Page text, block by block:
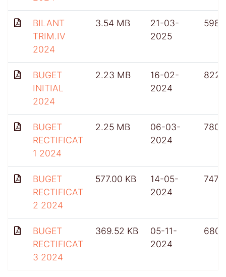
BILANT
TRIM.IV
2024
3.54 MB
21-03-
2025
598
BUGET
INITIAL
2024
2.23 MB
16-02-
2024
822
BUGET
RECTIFICAT
1 2024
2.25 MB
06-03-
2024
780
BUGET
RECTIFICAT
2 2024
577.00 KB
14-05-
2024
747
BUGET
RECTIFICAT
3 2024
369.52 KB
05-11-
2024
680